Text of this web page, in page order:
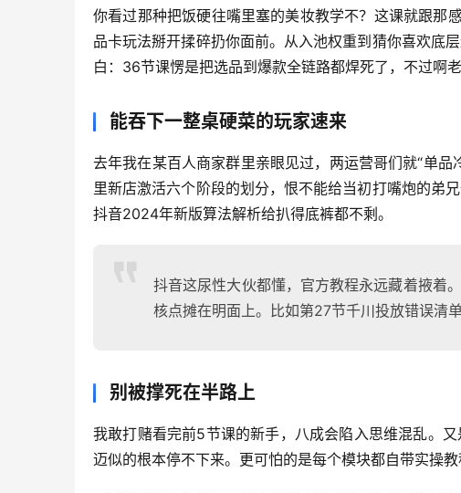
你看过那种把饭硬往嘴里塞的美妆教学不？这课就跟
品卡玩法掰开揉碎扔你面前。从入池权重到猜你喜欢底
白：36节课愣是把选品到爆款全链路都焊死了，不过啊
能吞下一整桌硬菜的玩家速来
去年我在某百人商家群里亲眼见过，两运营哥们就“单
里新店激活六个阶段的划分，恨不能给当初打嘴炮的弟
抖音2024年新版算法解析给扒得底裤都不剩。
抖音这尿性大伙都懂，官方教程永远藏着掖着
核点摊在明面上。比如第27节千川投放错误清
别被撑死在半路上
我敢打赌看完前5节课的新手，八成会陷入思维混乱。
迈似的根本停不下来。更可怕的是每个模块都自带实操